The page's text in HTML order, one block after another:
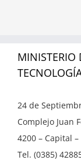
MINISTERIO
24 de
Complejo Juan
4200 – Capital
Tel. (0385)